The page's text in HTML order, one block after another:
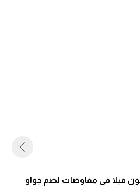
فيلا في مفاوضات لضم جواو